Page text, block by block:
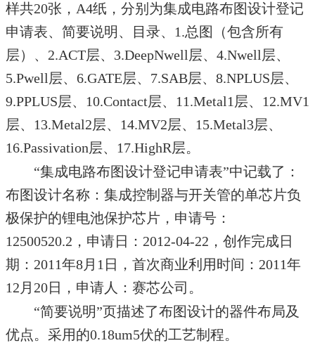
样共20张，A4纸，分别为集成电路布图设计登记
申请表、简要说明、目录、1.总图（包含所有
层）、2.ACT层、3.DeepNwell层、4.Nwell层、
5.Pwell层、6.GATE层、7.SAB层、8.NPLUS层、
9.PPLUS层、10.Contact层、11.Metal1层、12.MV1
层、13.Metal2层、14.MV2层、15.Metal3层、
16.Passivation层、17.HighR层。
“集成电路布图设计登记申请表”中记载了：
布图设计名称：集成控制器与开关管的单芯片负
极保护的锂电池保护芯片，申请号：
12500520.2，申请日：2012-04-22，创作完成日
期：2011年8月1日，首次商业利用时间：2011年
12月20日，申请人：赛芯公司。
“简要说明”页描述了布图设计的器件布局及
优点。采用的0.18um5伏的工艺制程。